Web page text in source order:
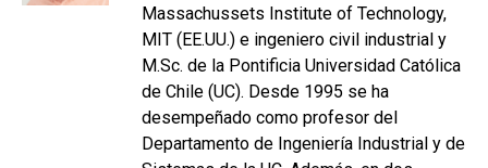
Massachussets Institute of Technology,
MIT (EE.UU.) e ingeniero civil industrial y
M.Sc. de la Pontificia Universidad Católica
de Chile (UC). Desde 1995 se ha
desempeñado como profesor del
Departamento de Ingeniería Industrial y de